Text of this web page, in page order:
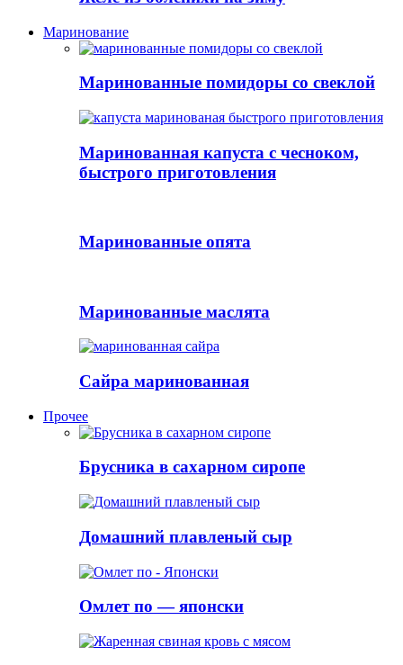
Маринование
Маринованные помидоры со свеклой
Маринованная капуста с чесноком,
быстрого приготовления
Маринованные опята
Маринованные маслята
Сайра маринованная
Прочее
Брусника в сахарном сиропе
Домашний плавленый сыр
Омлет по — японски